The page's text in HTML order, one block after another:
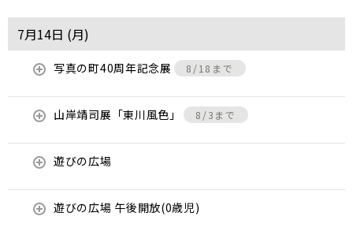
7月14日 (月)
写真の町40周年記念展 8/18まで
山岸靖司展「東川風色」 8/3まで
遊びの広場
遊びの広場 午後開放(0歳児)